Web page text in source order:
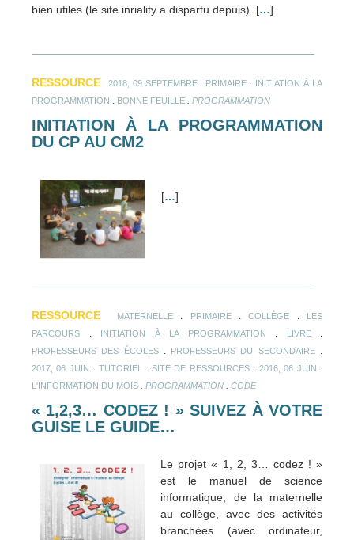
bien utiles (le site inriality a dispartu depuis). […]
RESSOURCE 2018, 09 SEPTEMBRE. PRIMAIRE
INITIATION À LA
PROGRAMMATION
BONNE FEUILLE PROGRAMMATION
INITIATION À LA PROGRAMMATION
DU CP AU CM2
[…]
RESSOURCE MATERNELLE. PRIMAIRE.COLLÈGE
LES
PARCOURS
INITIATION À LA PROGRAMMATION LIVRE.
PROFESSEURS DES ÉCOLES. PROFESSEURS DU SECONDAIRE.
2017, 06 JUIN TUTORIEL SITE DE RESSOURCES. 2016, 06 JUIN
L'INFORMATION DU MOIS PROGRAMMATION CODE
« 1,2,3… CODEZ ! » SUIVEZ À VOTRE
GUISE LE GUIDE…
Le projet « 1, 2, 3… codez ! »
est le manuel de science
informatique, de la maternelle
au collège, avec des activités
branchées (avec ordinateur,